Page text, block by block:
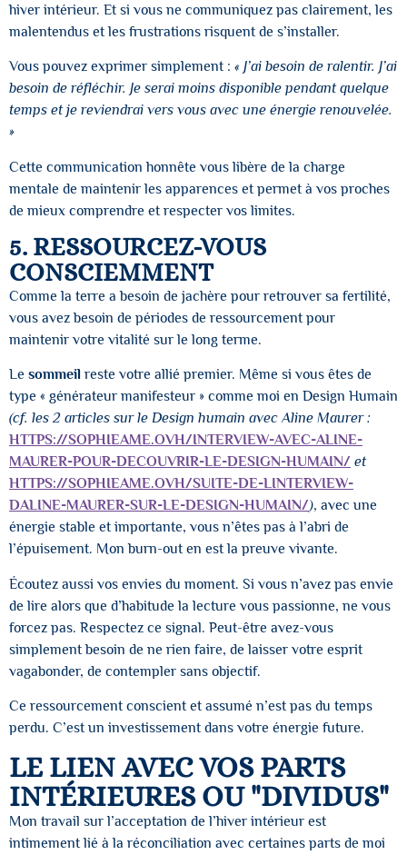
hiver intérieur. Et si vous ne communiquez pas clairement, les
malentendus et les frustrations risquent de s’installer.
Vous pouvez exprimer simplement : « J’ai besoin de ralentir. J’ai
besoin de réfléchir. Je serai moins disponible pendant quelque
temps et je reviendrai vers vous avec une énergie renouvelée.
»
Cette communication honnête vous libère de la charge
mentale de maintenir les apparences et permet à vos proches
de mieux comprendre et respecter vos limites.
5. RESSOURCEZ-VOUS
CONSCIEMMENT
Comme la terre a besoin de jachère pour retrouver sa fertilité,
vous avez besoin de périodes de ressourcement pour
maintenir votre vitalité sur le long terme.
Le sommeil reste votre allié premier. Même si vous êtes de
type « générateur manifesteur » comme moi en Design Humain
(cf. les 2 articles sur le Design humain avec Aline Maurer :
HTTPS://SOPHIEAME.OVH/INTERVIEW-AVEC-ALINE-
MAURER-POUR-DECOUVRIR-LE-DESIGN-HUMAIN/ et
HTTPS://SOPHIEAME.OVH/SUITE-DE-LINTERVIEW-
DALINE-MAURER-SUR-LE-DESIGN-HUMAIN/), avec une
énergie stable et importante, vous n’êtes pas à l’abri de
l’épuisement. Mon burn-out en est la preuve vivante.
Écoutez aussi vos envies du moment. Si vous n’avez pas envie
de lire alors que d’habitude la lecture vous passionne, ne vous
forcez pas. Respectez ce signal. Peut-être avez-vous
simplement besoin de ne rien faire, de laisser votre esprit
vagabonder, de contempler sans objectif.
Ce ressourcement conscient et assumé n’est pas du temps
perdu. C’est un investissement dans votre énergie future.
LE LIEN AVEC VOS PARTS
INTÉRIEURES OU "DIVIDUS"
Mon travail sur l’acceptation de l’hiver intérieur est
intimement lié à la réconciliation avec certaines parts de moi